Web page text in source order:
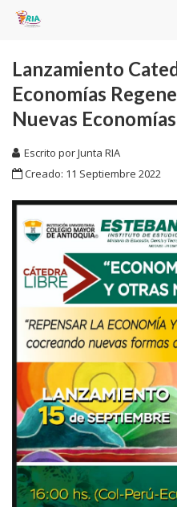
Lanzamiento
Economías
Nuevas Economías
Escrito porJunta RIA
Creado: 11 Septiembre 2022